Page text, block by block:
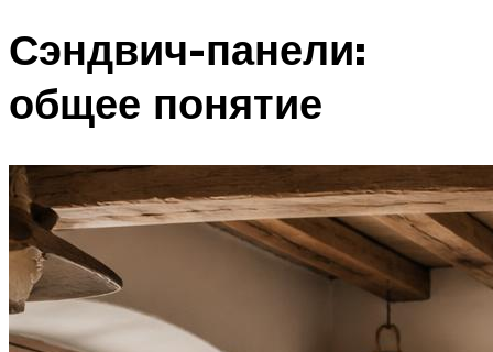
Сэндвич-панели:
общее понятие